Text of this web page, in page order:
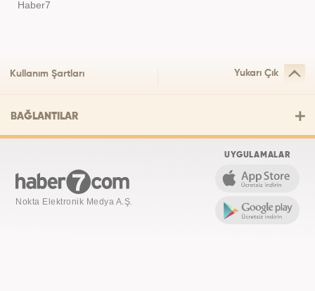
Haber7
Kullanım Şartları Yukarı Çık
BAĞLANTILAR
Nokta Elektronik Medya A.Ş.
UYGULAMALAR